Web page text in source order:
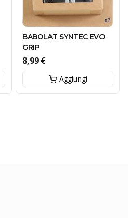
BABOLAT SYNTEC EVO
GRIP
8,99 €
Aggiungi